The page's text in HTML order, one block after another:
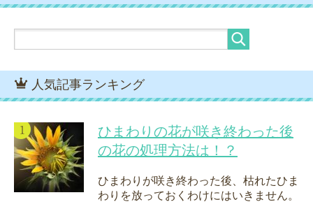
人気記事ランキング
ひまわりの花が咲き終わった後
の花の処理方法は！？
ひまわりが咲き終わった後、枯れたひま
わりを放っておくわけにはいきません。